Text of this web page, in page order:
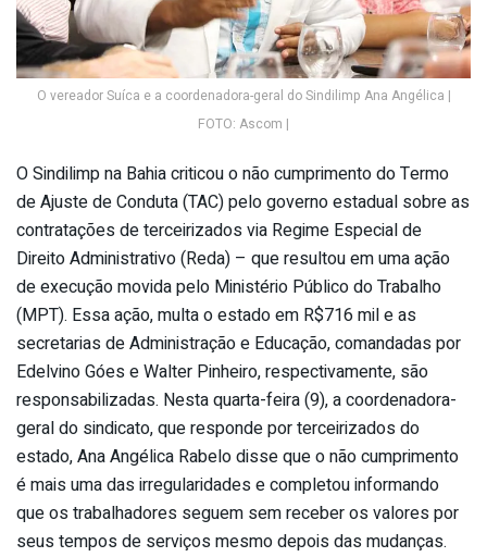
O vereador Suíca e a coordenadora-geral do Sindilimp Ana Angélica |
FOTO: Ascom |
O Sindilimp na Bahia criticou o não cumprimento do Termo
de Ajuste de Conduta (TAC) pelo governo estadual sobre as
contratações de terceirizados via Regime Especial de
Direito Administrativo (Reda) – que resultou em uma ação
de execução movida pelo Ministério Público do Trabalho
(MPT). Essa ação, multa o estado em R$716 mil e as
secretarias de Administração e Educação, comandadas por
Edelvino Góes e Walter Pinheiro, respectivamente, são
responsabilizadas. Nesta quarta-feira (9), a coordenadora-
geral do sindicato, que responde por terceirizados do
estado, Ana Angélica Rabelo disse que o não cumprimento
é mais uma das irregularidades e completou informando
que os trabalhadores seguem sem receber os valores por
seus tempos de serviços mesmo depois das mudanças.